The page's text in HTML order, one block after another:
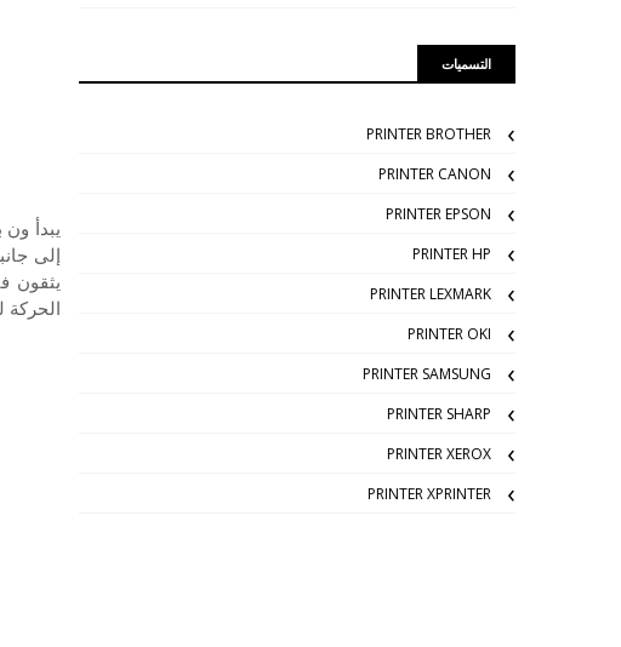
إلى
يثقون
الحركة
التسميات
PRINTER BROTHER
PRINTER CANON
PRINTER EPSON
PRINTER HP
PRINTER LEXMARK
PRINTER OKI
PRINTER SAMSUNG
PRINTER SHARP
PRINTER XEROX
PRINTER XPRINTER